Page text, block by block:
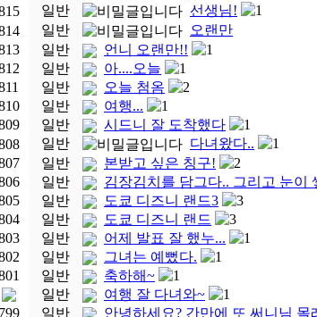
일반 선생님! 1
일반 오랜만
일반 언니 오랜만!! 1
일반 아....오늘 1
일반 오늘 첨옴 2
일반 여행... 1
일반 시드니 잘 도착했다 1
일반 다녀왔다.. 1
일반 본받고 싶은 칭구! 2
일반 김장김치를 담그다.. 그리고 눈이
일반 도쿄 디즈니 랜드3 3
일반 도쿄 디즈니 랜드 3
일반 어제 발표 잘 했누... 1
일반 그녀는 예뻤다. 1
일반 축하해~ 1
일반
여행 잘 다녀와~ 1
799
일반 안녕하세요? 간만에 또 써니님